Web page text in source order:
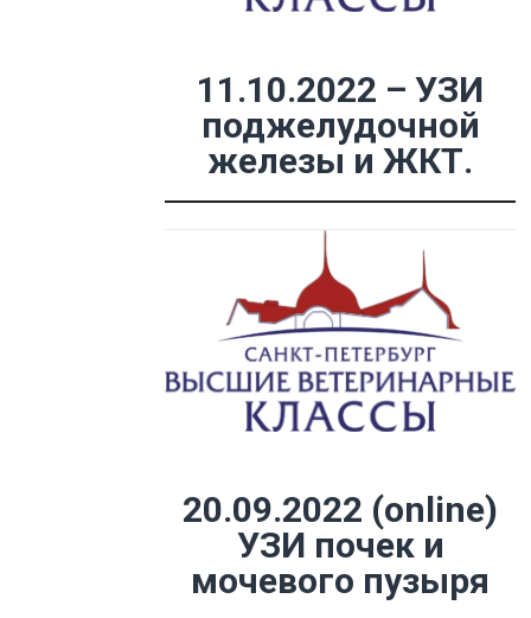
11.10.2022 – УЗИ
поджелудочной
железы и ЖКТ.
20.09.2022 (online)
УЗИ почек и
мочевого пузыря